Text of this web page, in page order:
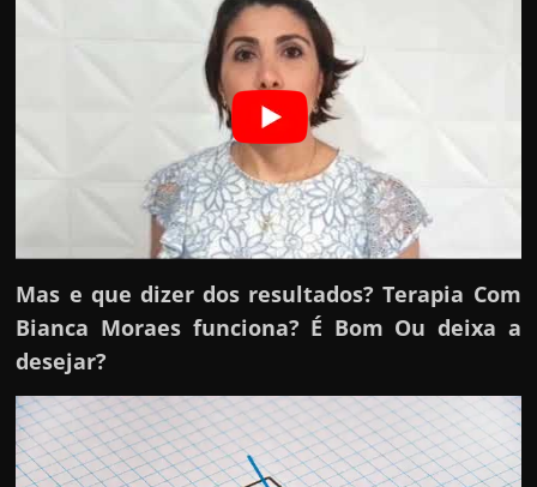
r
o
n
a
i
n
Mas e que dizer dos resultados? Terapia Com
Bianca Moraes funciona? É Bom Ou deixa a
desejar?